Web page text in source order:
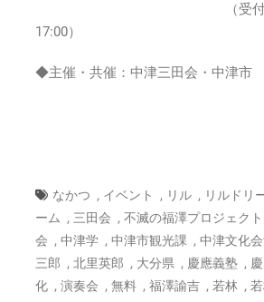
（受付時間/平
17:00）
◆主催・共催：中津三田会・中津市
なかつ , イベント , リル , リルドリ
ーム
, 三田会 , 不滅の福澤プロジェクト
会 , 中津学 , 中津市観光課 , 中津文化
三郎 , 北里英郎 , 大分県 , 慶應義塾 ,
化 , 演奏会 , 無料 , 福澤諭吉 , 若林 ,